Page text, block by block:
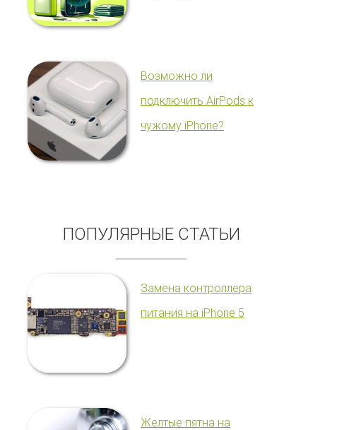
Возможно ли
подключить AirPods к
чужому iPhone?
ПОПУЛЯРНЫЕ СТАТЬИ
Замена контроллера
питания на iPhone 5
Желтые пятна на